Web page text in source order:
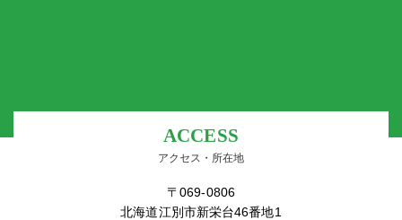
ACCESS
アクセス・所在地
〒069-0806
北海道江別市新栄台46番地1